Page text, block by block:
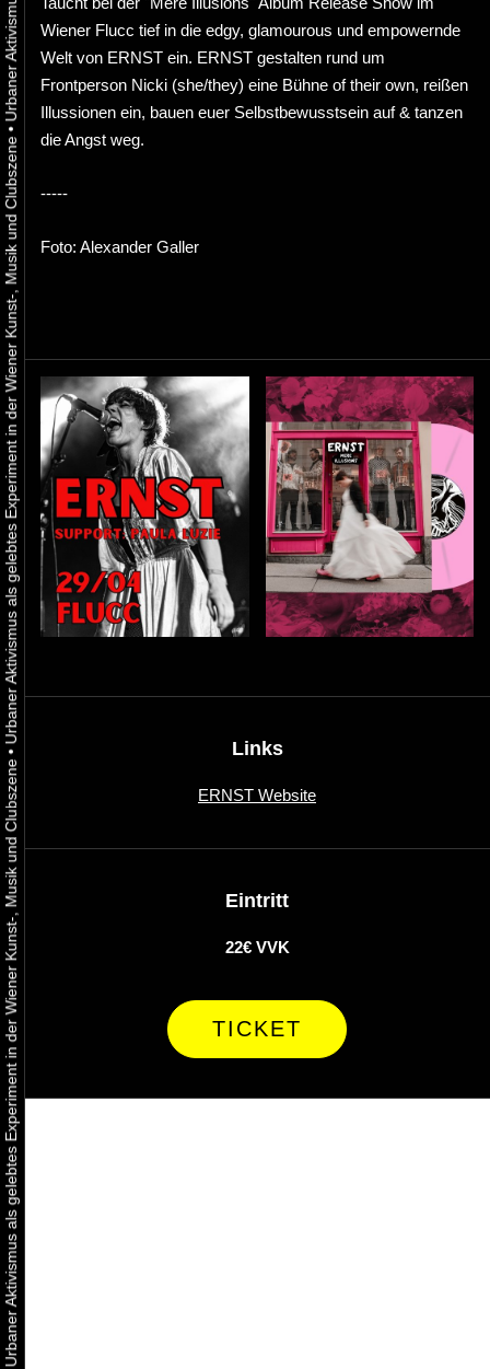
Urbaner Aktivismus als gelebtes Experiment in der Wiener Kunst-, Musik und Clubszene
•
Urbaner Aktivismus als gelebtes Experiment in der Wiener Kunst-, Musik und Clubszene
•
Wiener Flucc tief in die edgy, glamourous und empowernde
Welt von ERNST ein. ERNST gestalten rund um
Frontperson Nicki (she/they) eine Bühne of their own, reißen
Illussionen ein, bauen euer Selbstbewusstsein auf & tanzen
die Angst weg.
-----
Foto: Alexander Galler
Links
ERNST Website
Eintritt
22€ VVK
TICKET